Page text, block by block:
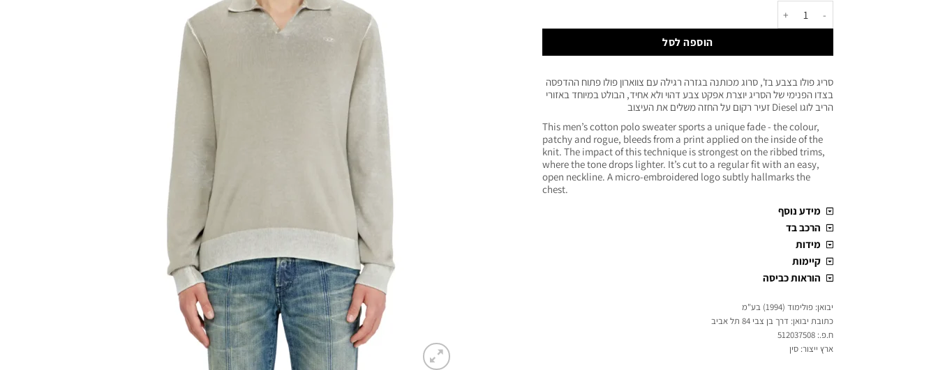
הוספה לסל
סריג פולו בצבע בז', סרוג מכותנה בגזרה רגילה עם צווארון פולו פתוח ההדפסה
בצדו הפנימי של הסריג יוצרת אפקט צבע דהוי ולא אחיד, הבולט במיוחד באזורי
הריב לוגו Diesel זעיר רקום על החזה משלים את העיצוב
This men’s cotton polo sweater sports a unique fade - the colour,
patchy and rogue, bleeds from a print applied on the inside of the
knit. The impact of this technique is strongest on the ribbed trims,
where the tone drops lighter. It’s cut to a regular fit with an easy,
open neckline. A micro-embroidered logo subtly hallmarks the
chest.
מידע נוסף
הרכב בד
מידות
קיימות
הוראות כביסה
יבואן: פולימוד (1994) בע"מ
כתובת יבואן: דרך בן צבי 84 תל אביב
ח.פ.: 512037508
ארץ ייצור: סין